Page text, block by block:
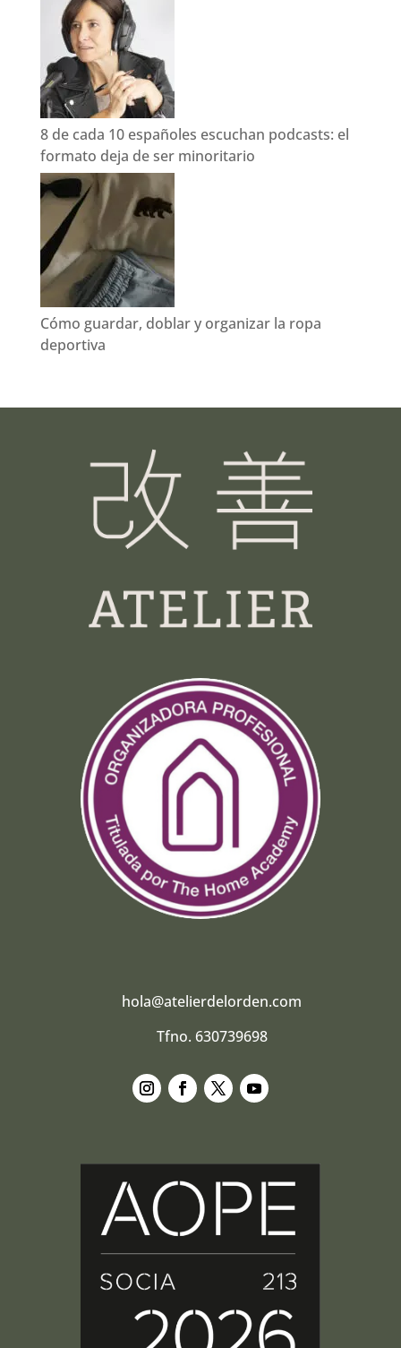
8 de cada 10 españoles escuchan podcasts: el
formato deja de ser minoritario
Cómo guardar, doblar y organizar la ropa
deportiva
hola@atelierdelorden.com
Tfno. 630739698